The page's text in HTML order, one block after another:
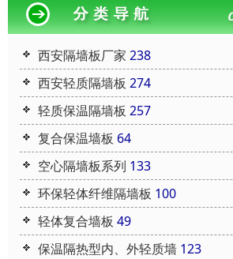
西安隔墙板厂家 238
西安轻质隔墙板 274
轻质保温隔墙板 257
复合保温墙板 64
空心隔墙板系列 133
环保轻体纤维隔墙板 100
轻体复合墙板 49
保温隔热型内、外轻质墙 123